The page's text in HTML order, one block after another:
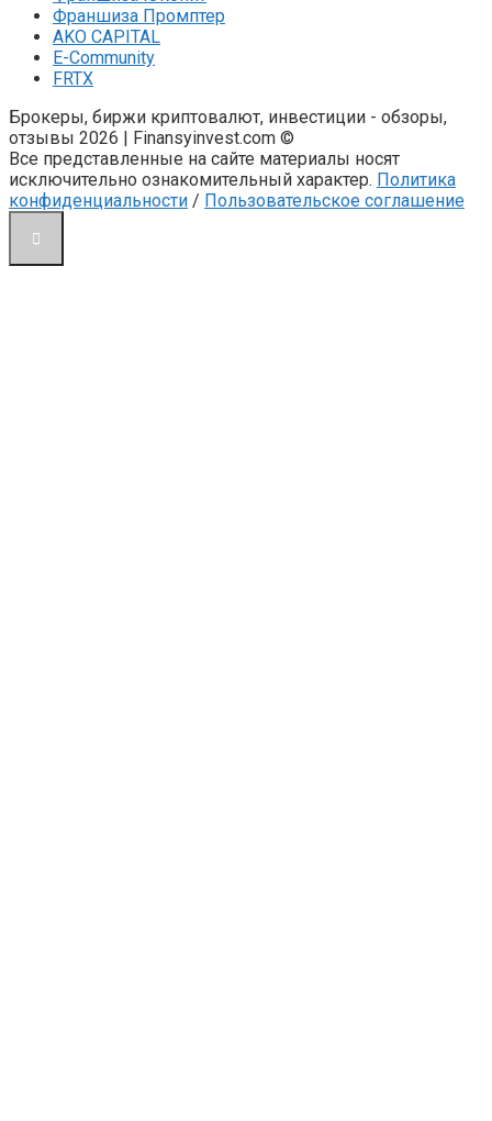
Франшиза Промптер
AKO CAPITAL
E-Community
FRTX
Брокеры, биржи криптовалют, инвестиции - обзоры,
отзывы 2026 | Finansyinvest.com ©
Все представленные на сайте материалы носят
исключительно ознакомительный характер. Политика
конфиденциальности / Пользовательское соглашение